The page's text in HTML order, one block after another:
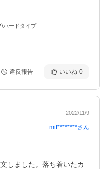
/ハードタイプ
違反報告 いいね 0
2022/11/9
mit********さん
しました。落ち着いたカ